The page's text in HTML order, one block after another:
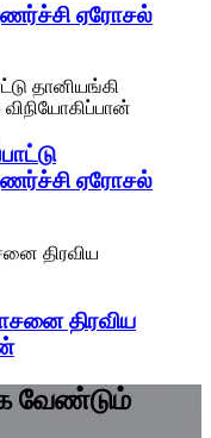
ஏரோசல்
ஏரோசல்
திரவிய
வேண்டும்